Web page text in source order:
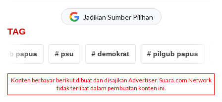
Jadikan Sumber Pilihan
TAG
papua # psu # demokrat # pilgub papua